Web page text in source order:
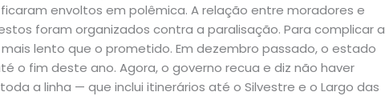
envoltos em polêmica. A relação entre moradores e
foram organizados contra a paralisação. Para complicar a
lento que o prometido. Em dezembro passado, o estado
o fim deste ano. Agora, o governo recua e diz não haver
a linha — que inclui itinerários até o Silvestre e o Largo das